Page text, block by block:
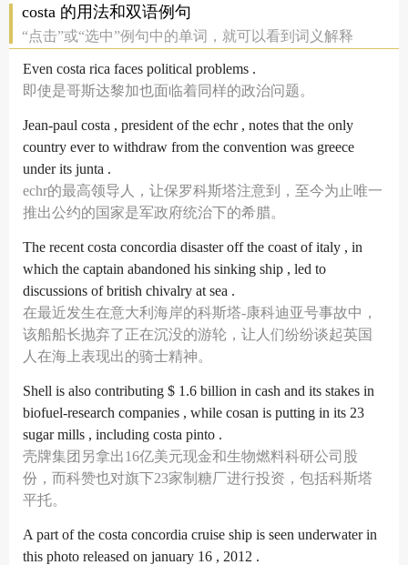
costa 的用法和双语例句
“点击”或“选中”例句中的单词，就可以看到词义解释
Even costa rica faces political problems .
即使是哥斯达黎加也面临着同样的政治问题。
Jean-paul costa , president of the echr , notes that the only
country ever to withdraw from the convention was greece
under its junta .
echr的最高领导人，让保罗科斯塔注意到，至今为止唯一
推出公约的国家是军政府统治下的希腊。
The recent costa concordia disaster off the coast of italy , in
which the captain abandoned his sinking ship , led to
discussions of british chivalry at sea .
在最近发生在意大利海岸的科斯塔-康科迪亚号事故中，
该船船长抛弃了正在沉没的游轮，让人们纷纷谈起英国
人在海上表现出的骑士精神。
Shell is also contributing $ 1.6 billion in cash and its stakes in
biofuel-research companies , while cosan is putting in its 23
sugar mills , including costa pinto .
壳牌集团另拿出16亿美元现金和生物燃料科研公司股
份，而科赞也对旗下23家制糖厂进行投资，包括科斯塔
平托。
A part of the costa concordia cruise ship is seen underwater in
this photo released on january 16 , 2012 .